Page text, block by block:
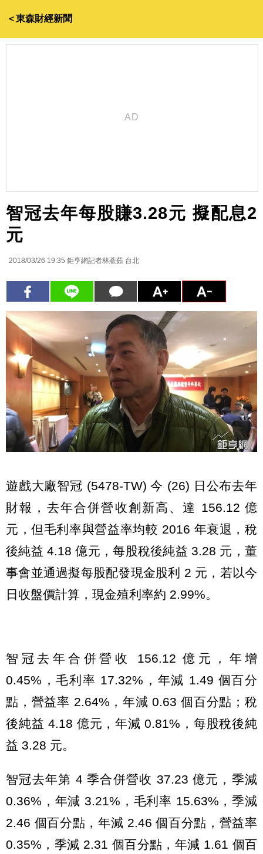
＜東森財經新聞
智冠去年每股賺3.28元 擬配息2
元
2018/03/26 19:35 鉅亨網記者林薏茹 台北
遊戲大廠智冠 (5478-TW) 今 (26) 日公布去年
財報，去年合併營收創新高、達 156.12 億
元，但毛利率與營益率均較 2016 年衰退，稅
後純益 4.18 億元，每股稅後純益 3.28 元，董
事會並通過擬每股配發現金股利 2 元，若以今
日收盤價計算，現金殖利率約 2.99%。
智冠去年合併營收 156.12 億元，年增
0.45%，毛利率 17.32%，年減 1.49 個百分
點，營益率 2.64%，年減 0.63 個百分點；稅
後純益 4.18 億元，年減 0.81%，每股稅後純
益 3.28 元。
智冠去年第 4 季合併營收 37.23 億元，季減
0.36%，年減 3.21%，毛利率 15.63%，季減
2.46 個百分點，年減 2.46 個百分點，營益率
0.35%，季減 2.31 個百分點，年減 1.61 個百